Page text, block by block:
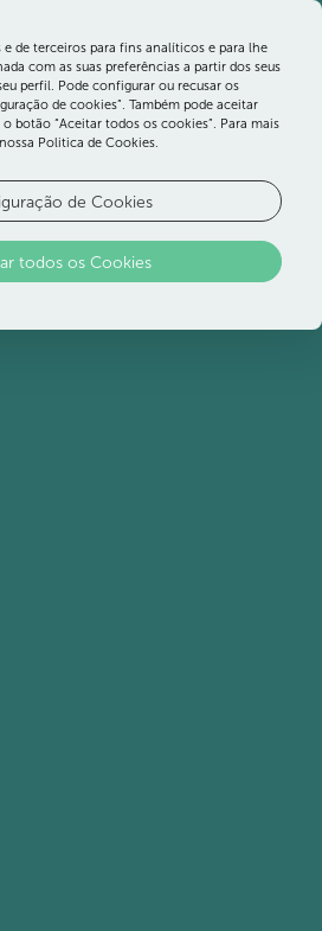
Almoço
mini-golfe, entre mergulhos
pelo jardim, pode fazer
comer um gelado ou beber
de terceiros para fins analíticos e para lhe
com as suas preferências a partir dos seus
perfil. Pode configurar ou recusar os
de cookies”. Também pode aceitar
botão “Aceitar todos os cookies”. Para mais
Politica de Cookies.
de Cookies
todos os Cookies